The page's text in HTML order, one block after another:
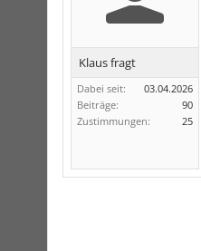
Klaus fragt
Dabei seit:
03.04.2026
Beiträge:
90
Zustimmungen:
25